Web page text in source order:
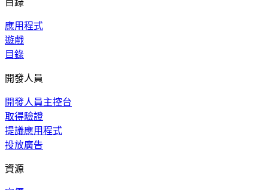
應用程式
遊戲
目錄
開發人員
開發人員主控台
取得驗證
提議應用程式
投放廣告
資源